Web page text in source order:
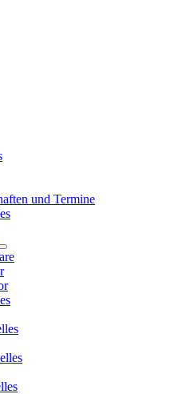
und Termine